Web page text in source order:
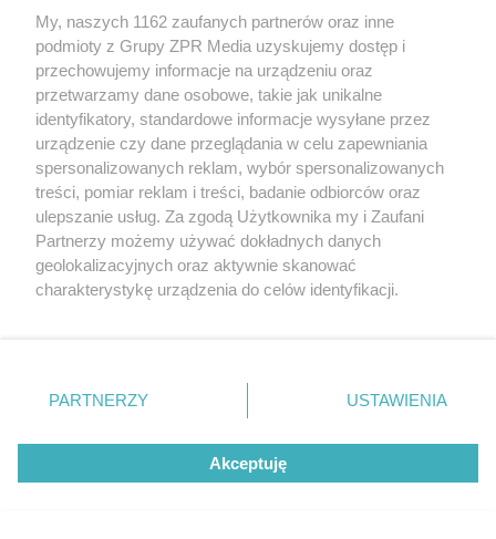
Żaden utwór zamieszczony w serwisie nie może być powielany i
eksploatacji w jakiejkolwiek formie, włącznie z umieszczaniem w
Internecie bez pisemnej zgody właściciela praw. Jakiekolwiek użycie lub
My, naszych 1162 zaufanych partnerów oraz inne
podmioty z Grupy ZPR Media uzyskujemy dostęp i
przechowujemy informacje na urządzeniu oraz
przetwarzamy dane osobowe, takie jak unikalne
identyfikatory, standardowe informacje wysyłane przez
urządzenie czy dane przeglądania w celu zapewniania
spersonalizowanych reklam, wybór spersonalizowanych
treści, pomiar reklam i treści, badanie odbiorców oraz
ulepszanie usług. Za zgodą Użytkownika my i Zaufani
Partnerzy możemy używać dokładnych danych
geolokalizacyjnych oraz aktywnie skanować
charakterystykę urządzenia do celów identyfikacji.
zmienić/wycofać klikając przycisk ustawień prywatności
znajdujący się w lewym dolnym rogu strony
rodzaje przetwarzania danych nie wymagają zgody
użytkownika, ale masz prawo sprzeciwić się takiemu
przetwarzaniu. Preferencje będą miały zastosowanie tylko
PARTNERZY USTAWIENIA
Akceptuję